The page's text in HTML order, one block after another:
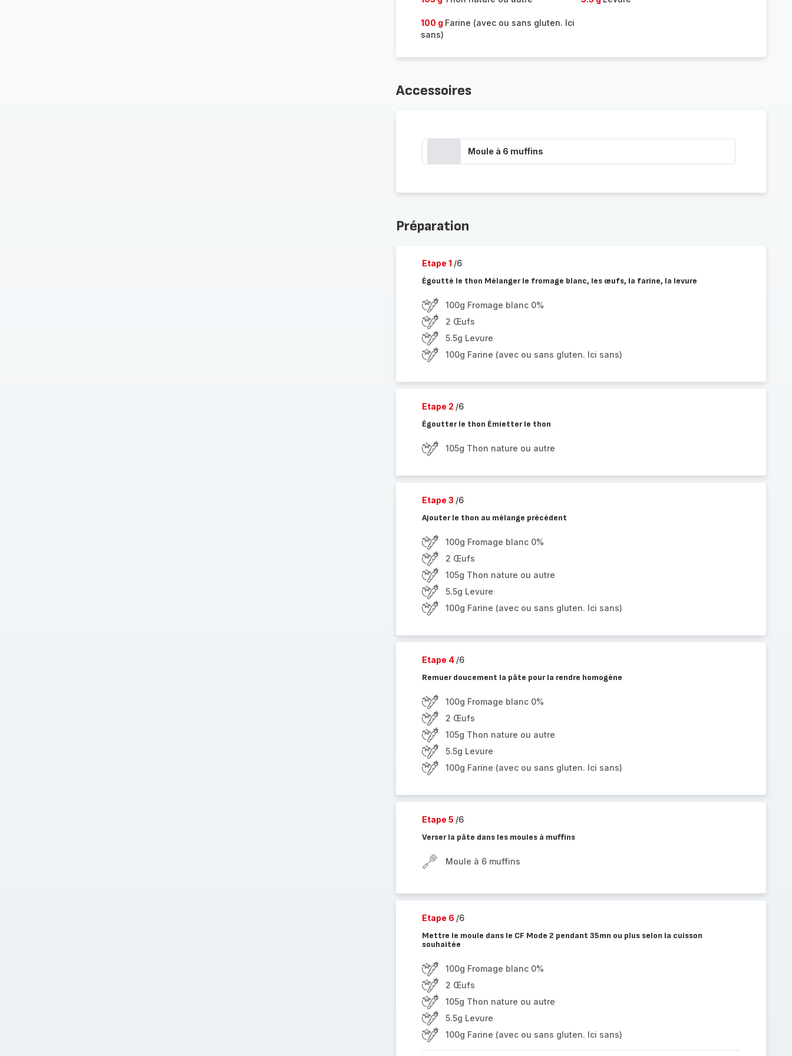
100 g Farine (avec ou sans gluten. Ici
sans)
Accessoires
Moule à 6 muffins
Préparation
Etape 1 /6
Égoutté le thon Mélanger le fromage blanc, les œufs, la farine, la levure
100g Fromage blanc 0%
2 Œufs
5.5g Levure
100g Farine (avec ou sans gluten. Ici sans)
Etape 2 /6
Égoutter le thon Émietter le thon
105g Thon nature ou autre
Etape 3 /6
Ajouter le thon au mélange précédent
100g Fromage blanc 0%
2 Œufs
105g Thon nature ou autre
5.5g Levure
100g Farine (avec ou sans gluten. Ici sans)
Etape 4 /6
Remuer doucement la pâte pour la rendre homogène
100g Fromage blanc 0%
2 Œufs
105g Thon nature ou autre
5.5g Levure
100g Farine (avec ou sans gluten. Ici sans)
Etape 5 /6
Verser la pâte dans les moules à muffins
Moule à 6 muffins
Etape 6 /6
Mettre le moule dans le CF Mode 2 pendant 35mn ou plus selon la cuisson
souhaitée
100g Fromage blanc 0%
2 Œufs
105g Thon nature ou autre
5.5g Levure
100g Farine (avec ou sans gluten. Ici sans)